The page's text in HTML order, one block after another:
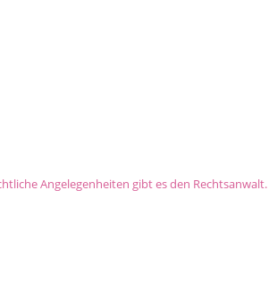
Angelegenheiten gibt es den Rechtsanwalt.